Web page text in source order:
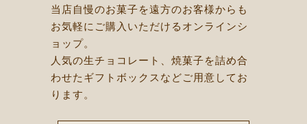
当店自慢のお菓子を遠方のお客様からも
お気軽にご購入いただけるオンラインシ
ョップ。
人気の生チョコレート、焼菓子を詰め合
わせたギフトボックスなどご用意してお
ります。